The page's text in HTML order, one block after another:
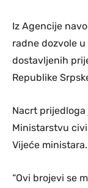
Iz Agencije
radne dozvole
dostavljenih
Republike
Nacrt prijedloga
Ministarstvu
Vijeće ministara.
“Ovi brojevi se